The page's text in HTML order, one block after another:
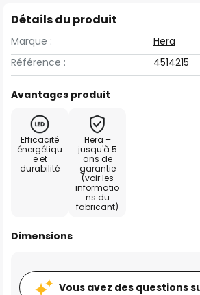
Détails du produit
Marque :
Hera
Référence :
4514215
Avantages produit
Efficacité
énergétiqu
e et
durabilité
Hera –
jusqu'à 5
ans de
garantie
(voir les
informatio
ns du
fabricant)
Dimensions
Vous avez des questions